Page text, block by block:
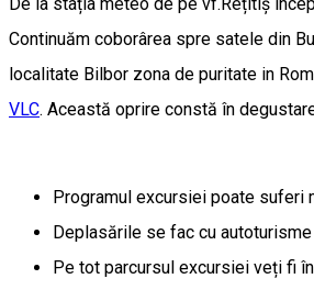
Continuăm coborârea spre satele din
localitate Bilbor zona de puritate in
VLC. Această oprire constă în
Programul excursiei poate suferi
Deplasările se fac cu
Pe tot parcursul excursiei veți fi